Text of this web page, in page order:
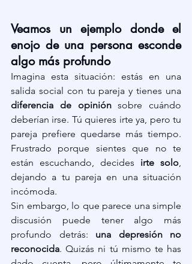
Veamos un ejemplo donde el
enojo de una persona esconde
algo más profundo
Imagina esta situación: estás en una
diferencia de opinión sobre cuándo
deberían irse. Tú quieres irte ya, pero tu
pareja prefiere quedarse más tiempo.
Frustrado porque sientes que no te
están escuchando, decides irte solo,
dejando a tu pareja en una situación
incómoda.
Sin embargo, lo que parece una simple
discusión puede tener algo más
profundo detrás: una depresión no
reconocida. Quizás ni tú mismo te has